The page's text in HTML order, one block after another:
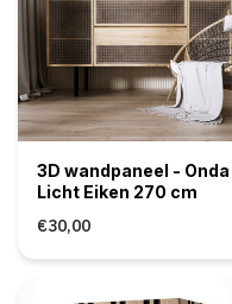
3D wandpaneel - Onda
Licht Eiken 270 cm
€30,00